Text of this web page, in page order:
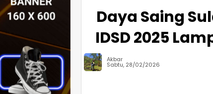
Daya Saing
IDSD 2025
Akbar
Sabtu, 28/02/2026